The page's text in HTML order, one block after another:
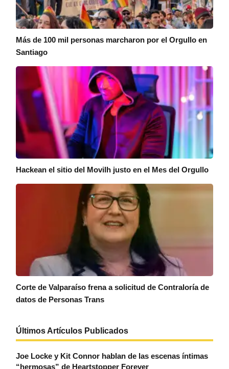
Más de 100 mil personas marcharon por el Orgullo en
Santiago
Hackean el sitio del Movilh justo en el Mes del Orgullo
Corte de Valparaíso frena a solicitud de Contraloría de
datos de Personas Trans
Últimos Artículos Publicados
Joe Locke y Kit Connor hablan de las escenas íntimas
“hermosas” de Heartstopper Forever